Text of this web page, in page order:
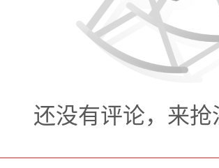
智能科技股份有限公司创
一劳动奖章获得者
顾捷，记者倒先探讨
：作为从事推动人
还没有评论，来抢